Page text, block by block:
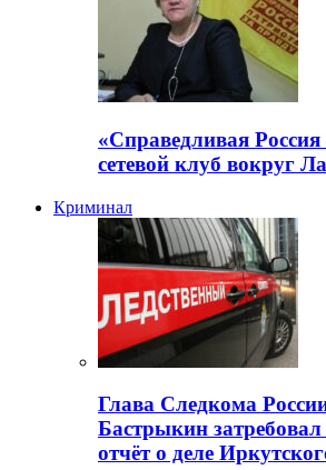
«Справедливая
сетевой клуб вокруг
Криминал
Глава Следкома
Бастрыкин
отчёт о деле